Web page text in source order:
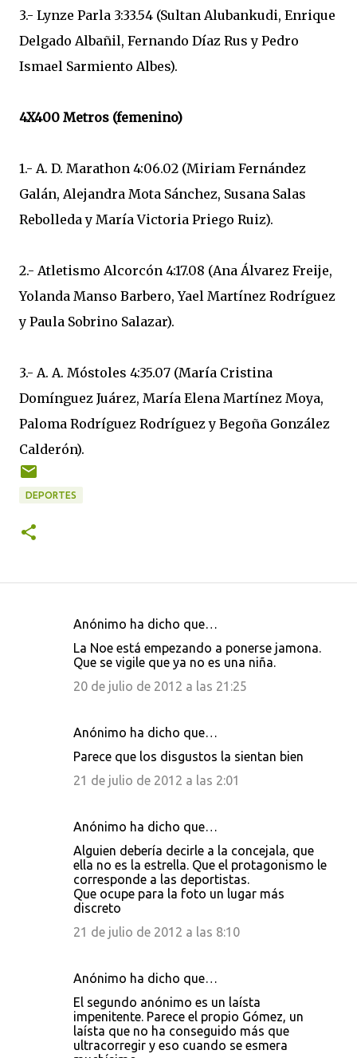
3.- Lynze Parla 3:33.54 (Sultan Alubankudi, Enrique
Delgado Albañil, Fernando Díaz Rus y Pedro
Ismael Sarmiento Albes).
4X400 Metros (femenino)
1.- A. D. Marathon 4:06.02 (Miriam Fernández
Galán, Alejandra Mota Sánchez, Susana Salas
Rebolleda y María Victoria Priego Ruiz).
2.- Atletismo Alcorcón 4:17.08 (Ana Álvarez Freije,
Yolanda Manso Barbero, Yael Martínez Rodríguez
y Paula Sobrino Salazar).
3.- A. A. Móstoles 4:35.07 (María Cristina
Domínguez Juárez, María Elena Martínez Moya,
Paloma Rodríguez Rodríguez y Begoña González
Calderón).
DEPORTES
Anónimo ha dicho que…
La Noe está empezando a ponerse jamona.
Que se vigile que ya no es una niña.
20 de julio de 2012 a las 21:25
Anónimo ha dicho que…
Parece que los disgustos la sientan bien
21 de julio de 2012 a las 2:01
Anónimo ha dicho que…
Alguien debería decirle a la concejala, que
ella no es la estrella. Que el protagonismo le
corresponde a las deportistas.
Que ocupe para la foto un lugar más
discreto
21 de julio de 2012 a las 8:10
Anónimo ha dicho que…
El segundo anónimo es un laísta
impenitente. Parece el propio Gómez, un
laísta que no ha conseguido más que
ultracorregir y eso cuando se esmera